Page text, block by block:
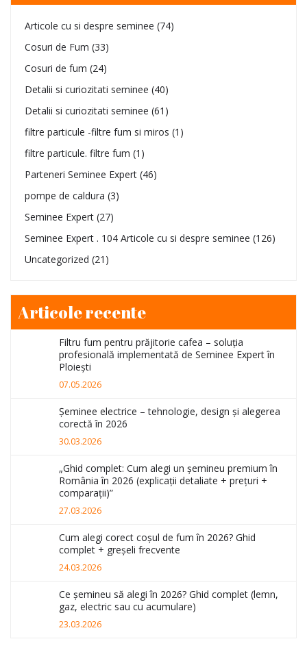
Articole cu si despre seminee (74)
Cosuri de Fum (33)
Cosuri de fum (24)
Detalii si curiozitati seminee (40)
Detalii si curiozitati seminee (61)
filtre particule -filtre fum si miros (1)
filtre particule. filtre fum (1)
Parteneri Seminee Expert (46)
pompe de caldura (3)
Seminee Expert (27)
Seminee Expert . 104 Articole cu si despre seminee (126)
Uncategorized (21)
Articole recente
Filtru fum pentru prăjitorie cafea – soluția
profesională implementată de Seminee Expert în
Ploiești
07.05.2026
Șeminee electrice – tehnologie, design și alegerea
corectă în 2026
30.03.2026
„Ghid complet: Cum alegi un șemineu premium în
România în 2026 (explicații detaliate + prețuri +
comparații)”
27.03.2026
Cum alegi corect coșul de fum în 2026? Ghid
complet + greșeli frecvente
24.03.2026
Ce șemineu să alegi în 2026? Ghid complet (lemn,
gaz, electric sau cu acumulare)
23.03.2026